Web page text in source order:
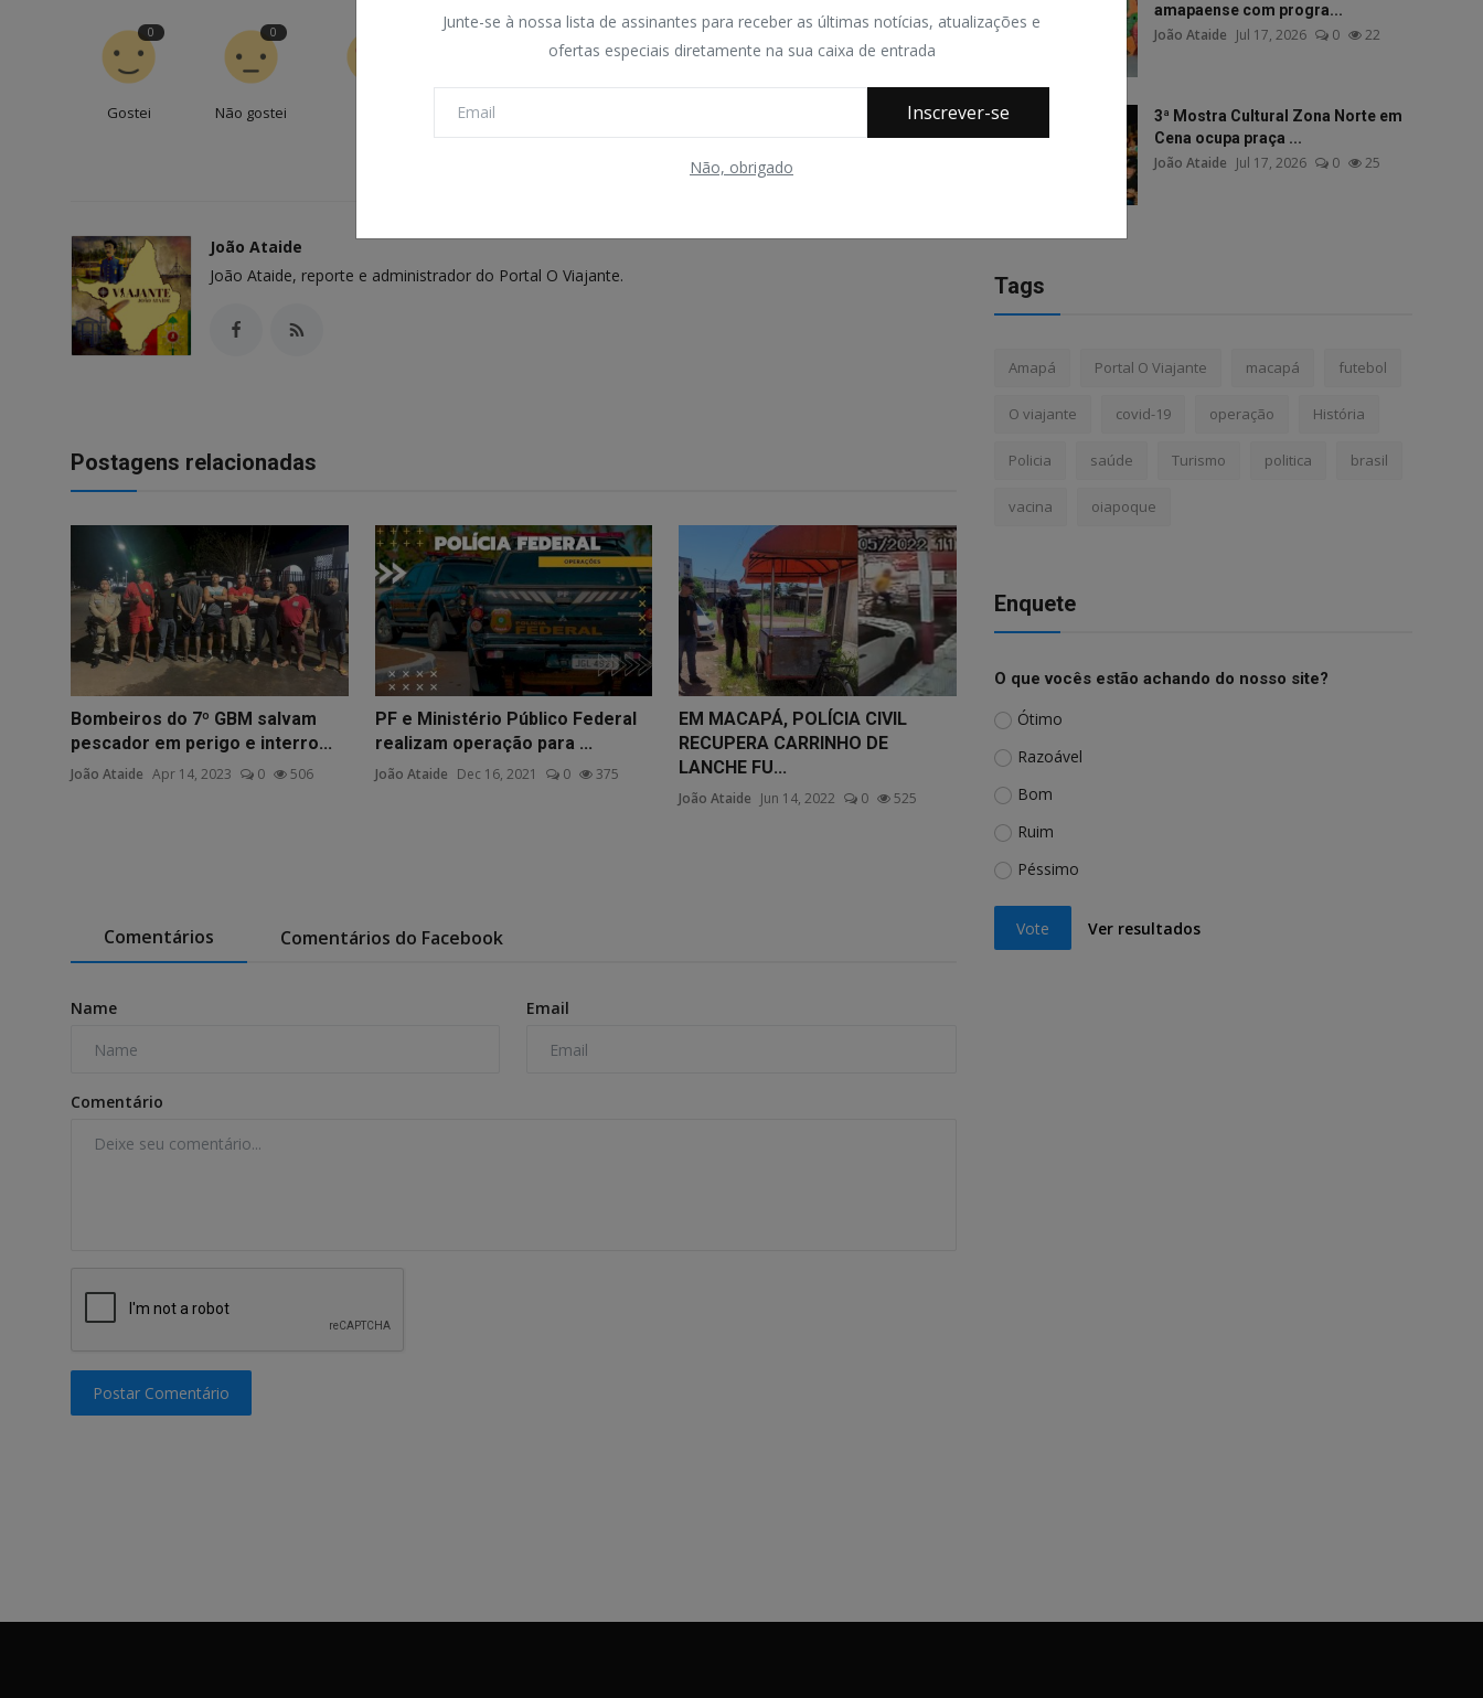
Junte-se à nossa lista de assinantes para receber as últimas notícias, atualizações e
ofertas especiais diretamente na sua caixa de entrada
Inscrever-se
Não, obrigado
0
Gostei
0
Não gostei
0
Engraçado
0 0 0
João Ataide
João Ataide, reporte e administrador do Portal O Viajante.
Postagens relacionadas
Bombeiros do 7º GBM salvam
pescador em perigo e interro...
João Ataide Apr 14, 2023 0 506
PF e Ministério Público Federal
realizam operação para ...
João Ataide Dec 16, 2021 0 375
EM MACAPÁ, POLÍCIA CIVIL
RECUPERA CARRINHO DE
LANCHE FU...
João Ataide Jun 14, 2022 0 525
Comentários Comentários do Facebook
Name Email
Comentário
Postar Comentário
amapaense com progra...
João Ataide Jul 17, 2026 0 22
3ª Mostra Cultural Zona Norte em
Cena ocupa praça ...
João Ataide Jul 17, 2026 0 25
Tags
Amapá Portal O Viajante macapá futebol
O viajante covid-19 operação História
Policia saúde Turismo politica brasil
vacina oiapoque
Enquete
O que vocês estão achando do nosso site?
Ótimo
Razoável
Bom
Ruim
Péssimo
Vote Ver resultados